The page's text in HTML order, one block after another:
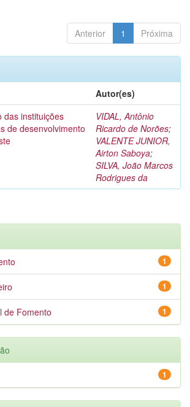
Anterior 1 Próxima
Autor(es)
das instituições
de desenvolvimento
VIDAL, Antônio
Ricardo de Norões;
VALENTE JUNIOR,
Airton Saboya;
SILVA, João Marcos
Rodrigues da
1
1
1
de Fomento
1